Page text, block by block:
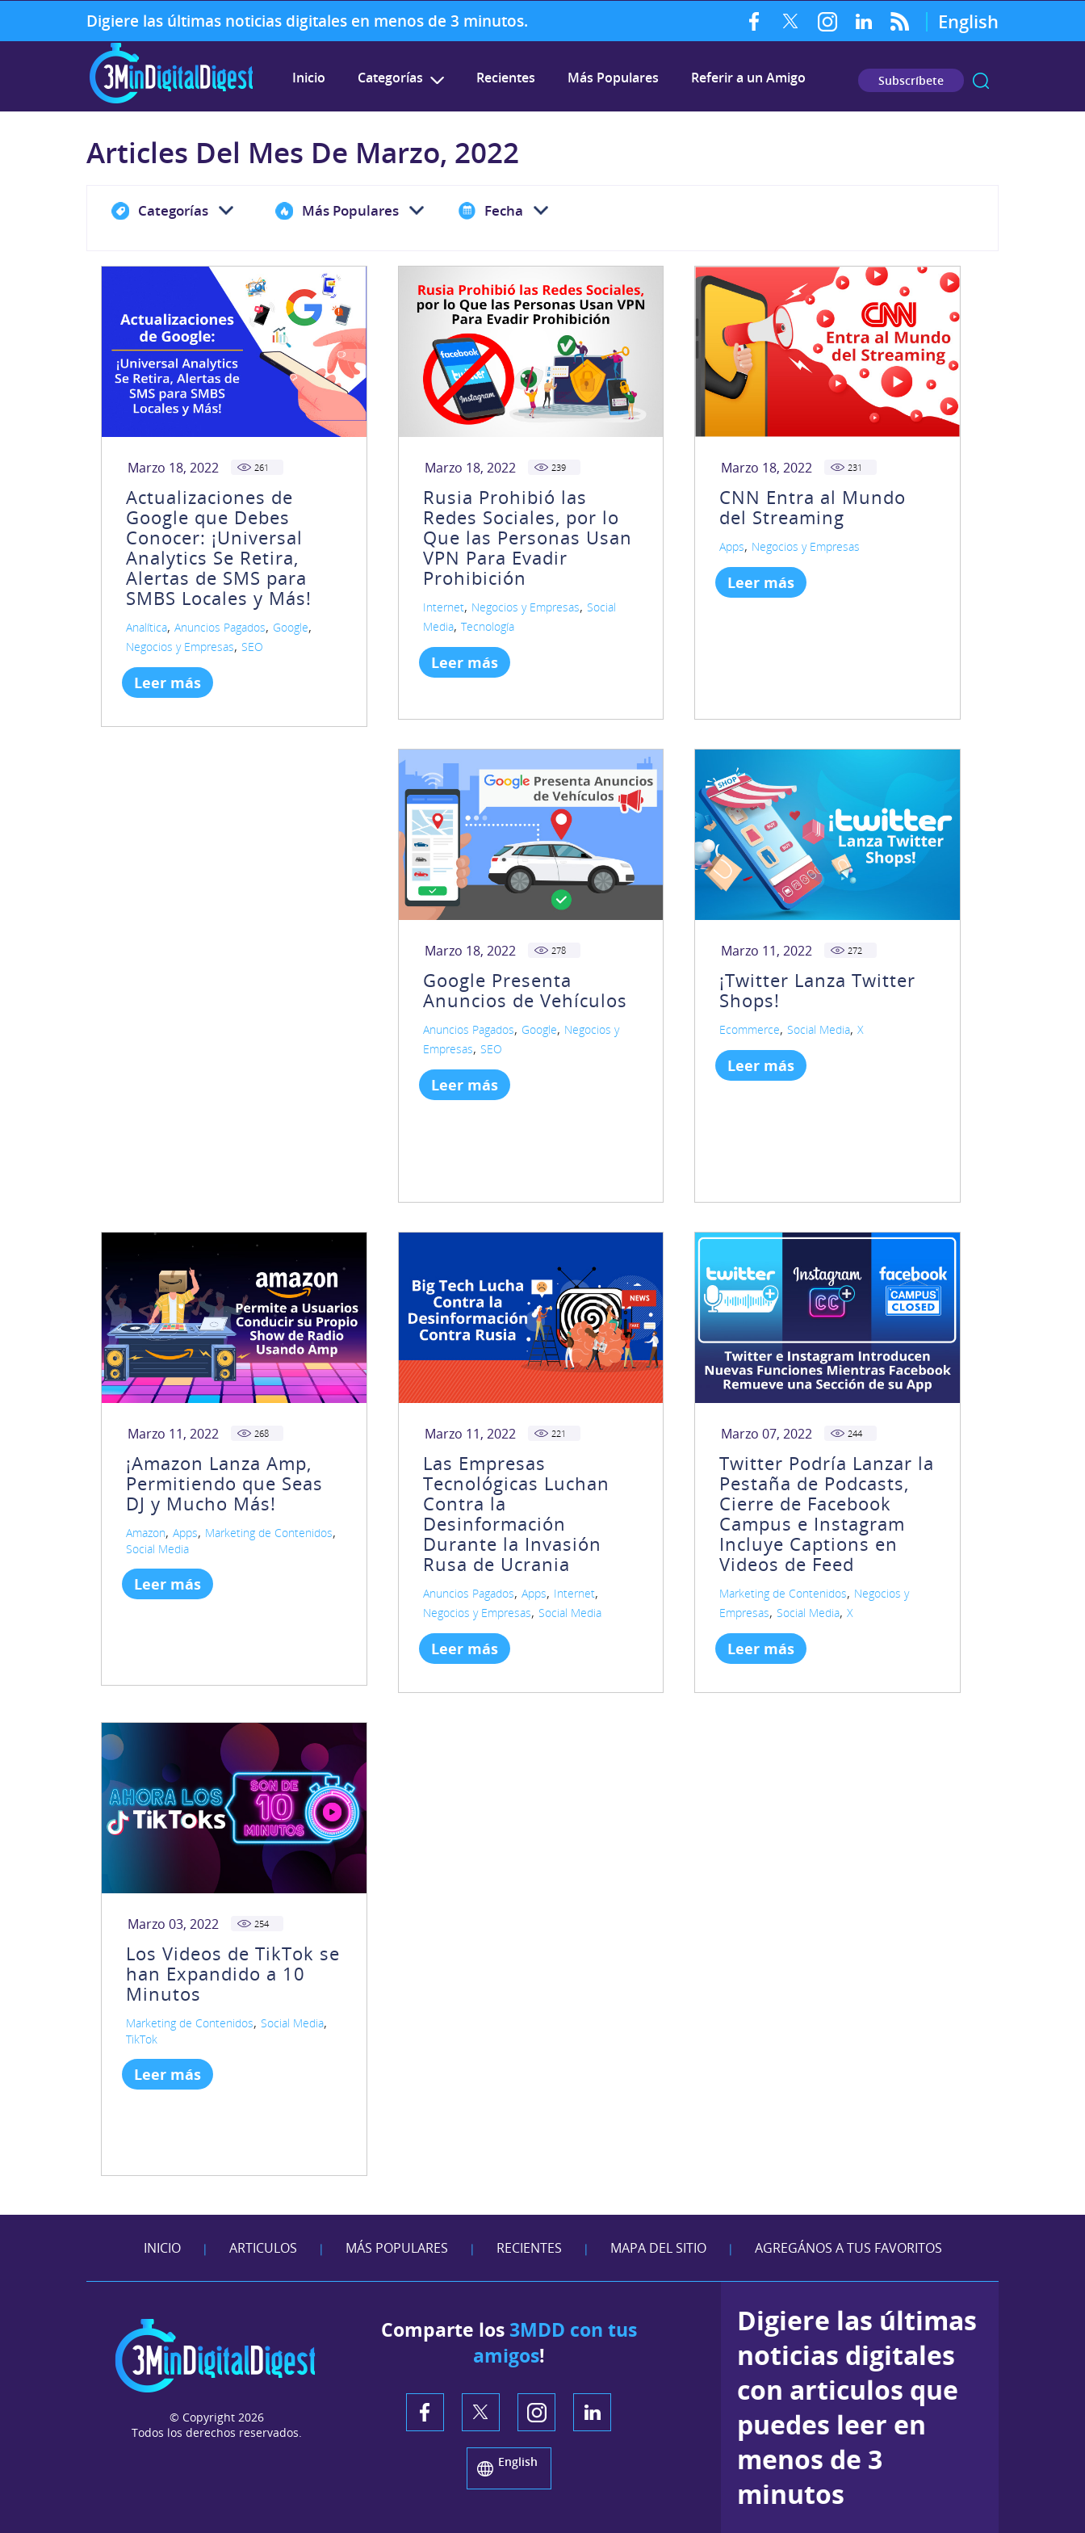
Digiere las últimas noticias digitales en menos de 3 minutos. English
Inicio Categorías Recientes Más Populares Referir a un Amigo Subscríbete
Articles Del Mes De Marzo, 2022
Categorías Más Populares Fecha
Marzo 18, 2022 261
Actualizaciones de
Google que Debes
Conocer: ¡Universal
Analytics Se Retira,
Alertas de SMS para
SMBS Locales y Más!
Analítica, Anuncios Pagados, Google,
Negocios y Empresas, SEO
Leer más
Marzo 18, 2022 239
Rusia Prohibió las
Redes Sociales, por lo
Que las Personas Usan
VPN Para Evadir
Prohibición
Internet, Negocios y Empresas, Social
Media, Tecnología
Leer más
Marzo 18, 2022 231
CNN Entra al Mundo
del Streaming
Apps, Negocios y Empresas
Leer más
Marzo 18, 2022 278
Google Presenta
Anuncios de Vehículos
Anuncios Pagados, Google, Negocios y
Empresas, SEO
Leer más
Marzo 11, 2022 272
¡Twitter Lanza Twitter
Shops!
Ecommerce, Social Media,X
Leer más
Marzo 11, 2022 268
¡Amazon Lanza Amp,
Permitiendo que Seas
DJ y Mucho Más!
Amazon, Apps, Marketing de Contenidos,
Social Media
Leer más
Marzo 11, 2022 221
Las Empresas
Tecnológicas Luchan
Contra la
Desinformación
Durante la Invasión
Rusa de Ucrania
Anuncios Pagados, Apps, Internet,
Negocios y Empresas, Social Media
Leer más
Marzo 07, 2022 244
Twitter Podría Lanzar la
Pestaña de Podcasts,
Cierre de Facebook
Campus e Instagram
Incluye Captions en
Videos de Feed
Marketing de Contenidos, Negocios y
Empresas, Social Media,X
Leer más
Marzo 03, 2022 254
Los Videos de TikTok se
han Expandido a 10
Minutos
Marketing de Contenidos, Social Media,
TikTok
Leer más
INICIO | ARTICULOS | MÁS POPULARES | RECIENTES | MAPA DEL SITIO | AGREGÁNOS A TUS FAVORITOS
Comparte los 3MDD con tus
amigos!
English
Digiere las últimas
noticias digitales
con articulos que
puedes leer en
menos de 3
minutos
© Copyright 2026
Todos los derechos reservados.